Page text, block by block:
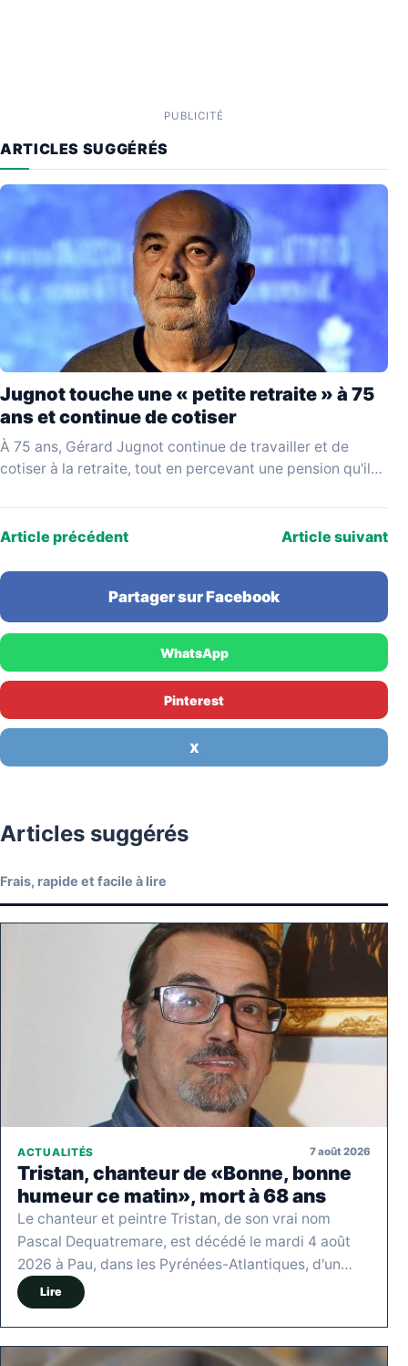
PUBLICITÉ
ARTICLES SUGGÉRÉS
Jugnot touche une « petite retraite » à 75
ans et continue de cotiser
À 75 ans, Gérard Jugnot continue de travailler et de
cotiser à la retraite, tout en percevant une pension qu'il
Article précédent Article suivant
Partager sur Facebook
WhatsApp
Pinterest
X
Articles suggérés
Frais, rapide et facile à lire
ACTUALITÉS 7 août 2026
Tristan, chanteur de «Bonne, bonne
humeur ce matin», mort à 68 ans
Le chanteur et peintre Tristan, de son vrai nom
Pascal Dequatremare, est décédé le mardi 4 août
2026 à Pau, dans les Pyrénées-Atlantiques, d'un…
Lire